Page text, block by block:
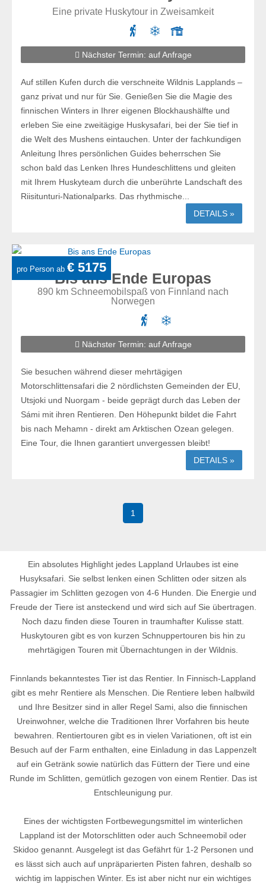
Eine private Huskytour in Zweisamkeit
Nächster Termin: auf Anfrage
Auf stillen Kufen durch die verschneite Wildnis Lapplands –
ganz privat und nur für Sie. Genießen Sie die Magie des
finnischen Winters in Ihrer eigenen Blockhaushälfte und
erleben Sie eine zweitägige Huskysafari, bei der Sie tief in
die Welt des Mushens eintauchen. Unter der fachkundigen
Anleitung Ihres persönlichen Guides beherrschen Sie
schon bald das Lenken Ihres Hundeschlittens und gleiten
mit Ihrem Huskyteam durch die unberührte Landschaft des
Riisitunturi-Nationalparks. Das rhythmische...
DETAILS »
pro Person ab € 5175
Bis ans Ende Europas
890 km Schneemobilspaß von Finnland nach
Norwegen
Nächster Termin: auf Anfrage
Sie besuchen während dieser mehrtägigen
Motorschlittensafari die 2 nördlichsten Gemeinden der EU,
Utsjoki und Nuorgam - beide geprägt durch das Leben der
Sámi mit ihren Rentieren. Den Höhepunkt bildet die Fahrt
bis nach Mehamn - direkt am Arktischen Ozean gelegen.
Eine Tour, die Ihnen garantiert unvergessen bleibt!
DETAILS »
1
Ein absolutes Highlight jedes Lappland Urlaubes ist eine
Husyksafari. Sie selbst lenken einen Schlitten oder sitzen als
Passagier im Schlitten gezogen von 4-6 Hunden. Die Energie und
Freude der Tiere ist ansteckend und wird sich auf Sie übertragen.
Noch dazu finden diese Touren in traumhafter Kulisse statt.
Huskytouren gibt es von kurzen Schnuppertouren bis hin zu
mehrtägigen Touren mit Übernachtungen in der Wildnis.
Finnlands bekanntestes Tier ist das Rentier. In Finnisch-Lappland
gibt es mehr Rentiere als Menschen. Die Rentiere leben halbwild
und Ihre Besitzer sind in aller Regel Sami, also die finnischen
Ureinwohner, welche die Traditionen Ihrer Vorfahren bis heute
bewahren. Rentiertouren gibt es in vielen Variationen, oft ist ein
Besuch auf der Farm enthalten, eine Einladung in das Lappenzelt
auf ein Getränk sowie natürlich das Füttern der Tiere und eine
Runde im Schlitten, gemütlich gezogen von einem Rentier. Das ist
Entschleunigung pur.
Eines der wichtigsten Fortbewegungsmittel im winterlichen
Lappland ist der Motorschlitten oder auch Schneemobil oder
Skidoo genannt. Ausgelegt ist das Gefährt für 1-2 Personen und
es lässt sich auch auf unpräparierten Pisten fahren, deshalb so
wichtig im lappischen Winter. Es ist aber nicht nur ein wichtiges